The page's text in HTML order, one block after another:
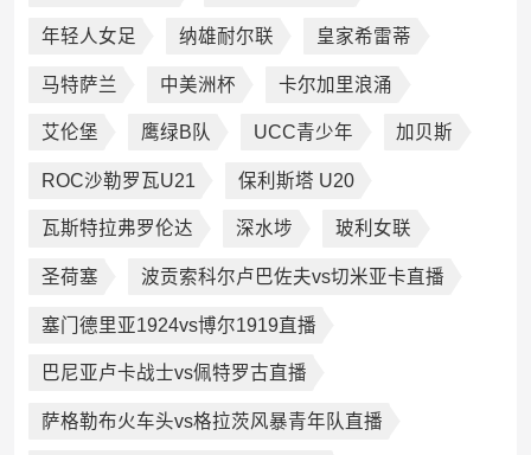
年轻人女足 纳雄耐尔联 皇家希雷蒂
马特萨兰 中美洲杯 卡尔加里浪涌
艾伦堡 鹰绿B队 UCC青少年 加贝斯
ROC沙勒罗瓦U21 保利斯塔 U20
瓦斯特拉弗罗伦达 深水埗 玻利女联
圣荷塞 波贡索科尔卢巴佐夫vs切米亚卡直播
塞门德里亚1924vs博尔1919直播
巴尼亚卢卡战士vs佩特罗古直播
萨格勒布火车头vs格拉茨风暴青年队直播